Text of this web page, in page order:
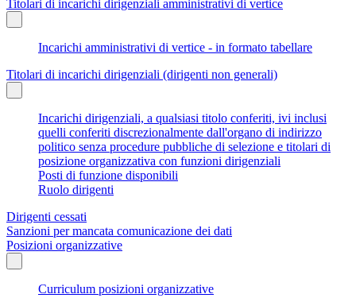
Titolari di incarichi dirigenziali amministrativi di vertice
Incarichi amministrativi di vertice - in formato tabellare
Titolari di incarichi dirigenziali (dirigenti non generali)
Incarichi dirigenziali, a qualsiasi titolo conferiti, ivi inclusi
quelli conferiti discrezionalmente dall'organo di indirizzo
politico senza procedure pubbliche di selezione e titolari di
posizione organizzativa con funzioni dirigenziali
Posti di funzione disponibili
Ruolo dirigenti
Dirigenti cessati
Sanzioni per mancata comunicazione dei dati
Posizioni organizzative
Curriculum posizioni organizzative